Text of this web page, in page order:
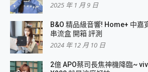
2025 年 1 月 9 日
B&O 精品級音響! Home+ 中嘉
串流盒 開箱 評測
2024 年 12 月 10 日
2億 APO蔡司長焦神機降臨~